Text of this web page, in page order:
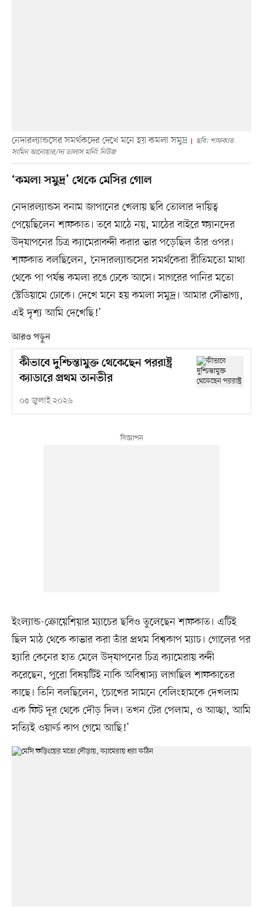
নেদারল্যান্ডসের সমর্থকদের দেখে মনে হয় কমলা সমুদ্র
ছবি: শাফকাত
সামিন আনোয়ার/দ্য ডালাস মর্নিং নিউজ
‘কমলা সমুদ্র’ থেকে মেসির গোল
নেদারল্যান্ডস বনাম জাপানের খেলায় ছবি তোলার দায়িত্ব
পেয়েছিলেন শাফকাত। তবে মাঠে নয়, মাঠের বাইরে ফ্যানদের
উদ্‌যাপনের চিত্র ক্যামেরাবন্দী করার ভার পড়েছিল তাঁর ওপর।
শাফকাত বলছিলেন, ‘নেদারল্যান্ডসের সমর্থকেরা রীতিমতো মাথা
থেকে পা পর্যন্ত কমলা রঙে ঢেকে আসে। সাগরের পানির মতো
স্টেডিয়ামে ঢোকে। দেখে মনে হয় কমলা সমুদ্র। আমার সৌভাগ্য,
এই দৃশ্য আমি দেখেছি!’
আরও পড়ুন
কীভাবে দুশ্চিন্তামুক্ত থেকেছেন পররাষ্ট্র
ক্যাডারে প্রথম তানভীর
০৫ জুলাই ২০২৬
ইংল্যান্ড-ক্রোয়েশিয়ার ম্যাচের ছবিও তুলেছেন শাফকাত। এটিই
ছিল মাঠ থেকে কাভার করা তাঁর প্রথম বিশ্বকাপ ম্যাচ। গোলের পর
হ্যারি কেনের হাত মেলে উদ্‌যাপনের চিত্র ক্যামেরায় বন্দী
করেছেন, পুরো বিষয়টিই নাকি অবিশ্বাস্য লাগছিল শাফকাতের
কাছে। তিনি বলছিলেন, ‘চোখের সামনে বেলিংহামকে দেখলাম
এক ফিট দূর থেকে দৌড় দিল। তখন টের পেলাম, ও আচ্ছা, আমি
সত্যিই ওয়ার্ল্ড কাপ গেমে আছি!’